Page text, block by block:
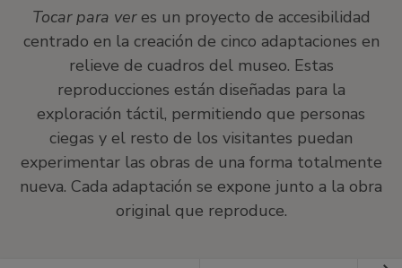
Tocar para veres un proyecto de accesibilidad
centrado en la creación de cinco adaptaciones en
relieve de cuadros del museo. Estas
reproducciones están diseñadas para la
exploración táctil, permitiendo que personas
ciegas y el resto de los visitantes puedan
experimentar las obras de una forma totalmente
nueva. Cada adaptación se expone junto a la obra
original que reproduce.